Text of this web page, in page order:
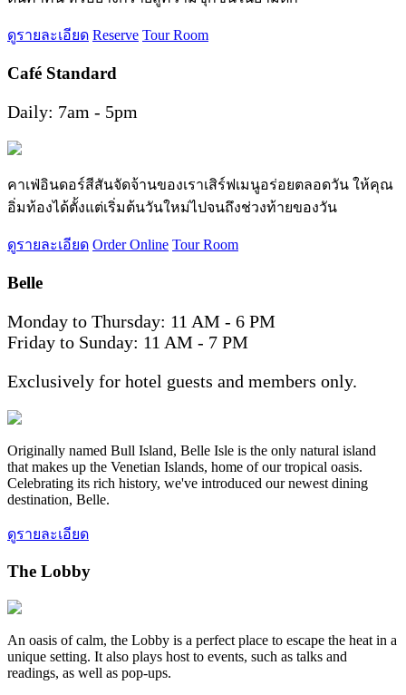
ดูรายละเอียด Reserve Tour Room
Café Standard
Daily: 7am - 5pm
คาเฟ่อินดอร์สีสันจัดจ้านของเราเสิร์ฟเมนูอร่อยตลอดวัน ให้คุณ
อิ่มท้องได้ตั้งแต่เริ่มต้นวันใหม่ไปจนถึงช่วงท้ายของวัน
ดูรายละเอียด Order Online Tour Room
Belle
Monday to Thursday: 11 AM - 6 PM
Friday to Sunday: 11 AM - 7 PM
Exclusively for hotel guests and members only.
Originally named Bull Island, Belle Isle is the only natural island
that makes up the Venetian Islands, home of our tropical oasis.
Celebrating its rich history, we've introduced our newest dining
destination, Belle.
ดูรายละเอียด
The Lobby
An oasis of calm, the Lobby is a perfect place to escape the heat in a
unique setting. It also plays host to events, such as talks and
readings, as well as pop-ups.